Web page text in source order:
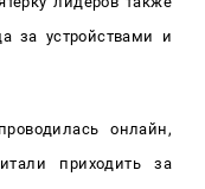
за устройствами и
онлайн,
приходить за